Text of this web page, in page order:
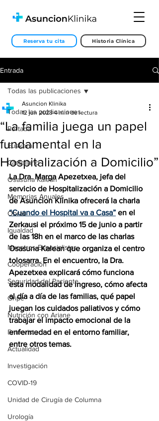
Reserva tu cita Historia Clínica
Entrada
Todas las publicaciones
Portada
Euskera
Castellano
Osasuna Kalean
Memorias Anuales
Obras
Igualdad
Nuestros Especialistas
Cooperación
Seguridad del Paciente
Gripe
Nutrición con Ariane
Entrevista
Actualidad
Investigación
COVID-19
Unidad de Cirugía de Columna
Urología
Todas las publicaciones
“La familia juega un papel
fundamental en la
Hospitalización a Domicilio”
Asuncion Klinika
12 jun 2023 4 min de lectura
La Dra. Marga Apezetxea, jefa del
servicio de Hospitalización a Domicilio
de Asuncion Klinika ofrecerá la charla
“Cuando el Hospital va a Casa” en el
Zerkausi el próximo 15 de junio a partir
de las 18h en el marco de las charlas
Osasuna Kalean que organiza el centro
tolosarra. En el encuentro, la Dra.
Apezetxea explicará cómo funciona
esta modalidad de ingreso, cómo afecta
al día a día de las familias, qué papel
juegan los cuidados paliativos y cómo
trabajar el impacto emocional de la
enfermedad en el entorno familiar,
entre otros temas.